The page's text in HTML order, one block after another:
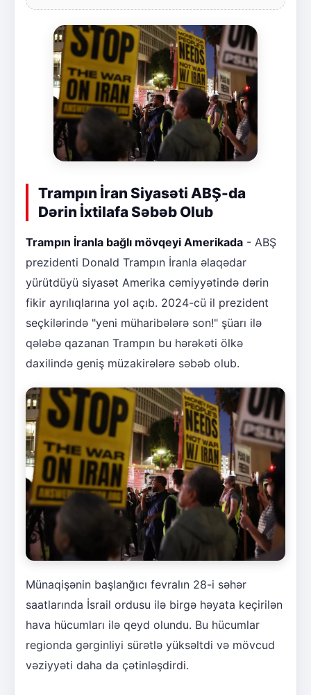
Trampın İran Siyasəti ABŞ-da
Dərin İxtilafa Səbəb Olub
Trampın İranla bağlı mövqeyi Amerikada - ABŞ
prezidenti Donald Trampın İranla əlaqədar
yürütdüyü siyasət Amerika cəmiyyətində dərin
fikir ayrılıqlarına yol açıb. 2024-cü il prezident
seçkilərində "yeni müharibələrə son!" şüarı ilə
qələbə qazanan Trampın bu hərəkəti ölkə
daxilində geniş müzakirələrə səbəb olub.
Münaqişənin başlanğıcı fevralın 28-i səhər
saatlarında İsrail ordusu ilə birgə həyata keçirilən
hava hücumları ilə qeyd olundu. Bu hücumlar
regionda gərginliyi sürətlə yüksəltdi və mövcud
vəziyyəti daha da çətinləşdirdi.